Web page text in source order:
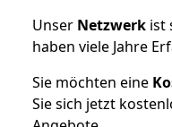
Unser Netzwerk ist
haben viele Jahre
Sie möchten eine
Sie sich jetzt